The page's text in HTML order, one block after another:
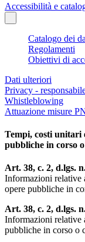
Accessibilità e
Catalogo dei
Regolamenti
Obiettivi di
Dati ulteriori
Privacy -
Whistleblowing
Attuazione misure
Tempi, costi unitari
pubbliche in corso
Art. 38, c. 2, d.lgs.
Informazioni relative
opere pubbliche in
Art. 38, c. 2, d.lgs.
Informazioni relative
pubbliche in corso o